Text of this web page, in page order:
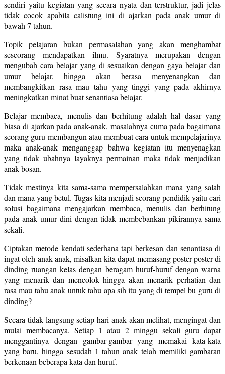
sendiri yaitu kegiatan yang secara nyata dan terstruktur, jadi jelas
tidak cocok apabila calistung ini di ajarkan pada anak umur di
bawah 7 tahun.
Topik pelajaran bukan permasalahan yang akan menghambat
seseorang mendapatkan ilmu. Syaratnya merupakan dengan
mengubah cara belajar yang di sesuaikan dengan gaya belajar dan
umur belajar, hingga akan berasa menyenangkan dan
membangkitkan rasa mau tahu yang tinggi yang pada akhirnya
meningkatkan minat buat senantiasa belajar.
Belajar membaca, menulis dan berhitung adalah hal dasar yang
biasa di ajarkan pada anak-anak, masalahnya cuma pada bagaimana
seorang guru membangun atau membuat cara untuk mempelajarinya
maka anak-anak menganggap bahwa kegiatan itu menyenagkan
yang tidak ubahnya layaknya permainan maka tidak menjadikan
anak bosan.
Tidak mestinya kita sama-sama mempersalahkan mana yang salah
dan mana yang betul. Tugas kita menjadi seorang pendidik yaitu cari
solusi bagaimana mengajarkan membaca, menulis dan berhitung
pada anak umur dini dengan tidak membebankan pikirannya sama
sekali.
Ciptakan metode kendati sederhana tapi berkesan dan senantiasa di
ingat oleh anak-anak, misalkan kita dapat memasang poster-poster di
dinding ruangan kelas dengan beragam huruf-huruf dengan warna
yang menarik dan mencolok hingga akan menarik perhatian dan
rasa mau tahu anak untuk tahu apa sih itu yang di tempel bu guru di
dinding?
Secara tidak langsung setiap hari anak akan melihat, mengingat dan
mulai membacanya. Setiap 1 atau 2 minggu sekali guru dapat
menggantinya dengan gambar-gambar yang memakai kata-kata
yang baru, hingga sesudah 1 tahun anak telah memiliki gambaran
berkenaan beberapa kata dan huruf.